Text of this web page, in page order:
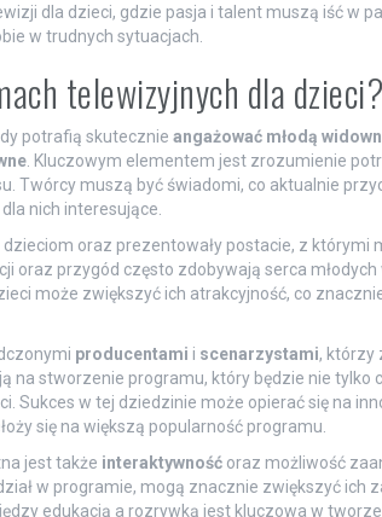
dla dzieci, gdzie pasja i talent muszą iść w
w trudnych sytuacjach.
telewizyjnych dla dzieci?
potrafią skutecznie angażować młodą
. Kluczowym elementem jest zrozumienie
Twórcy muszą być świadomi, co aktualnie
nich interesujące.
oraz prezentowały postacie, z którymi
oraz przygód często zdobywają serca młodych
może zwiększyć ich atrakcyjność, co
producentami i scenarzystami, którzy
na stworzenie programu, który będzie nie tylko
Sukces w tej dziedzinie może opierać się na
się na większą popularność programu.
jest także interaktywnośćoraz możliwość
w programie, mogą znacznie zwiększyć ich
edukacją a rozrywką jest kluczowa w